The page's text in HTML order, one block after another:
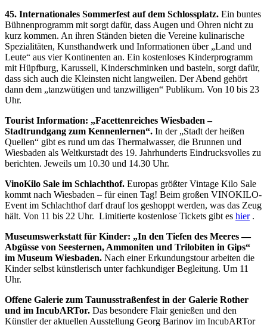
45. Internationales Sommerfest auf dem Schlossplatz. Ein buntes
Bühnenprogramm mit sorgt dafür, dass Augen und Ohren nicht zu
kurz kommen. An ihren Ständen bieten die Vereine kulinarische
Spezialitäten, Kunsthandwerk und Informationen über „Land und
Leute“ aus vier Kontinenten an. Ein kostenloses Kinderprogramm
mit Hüpfburg, Karussell, Kinderschminken und basteln, sorgt dafür,
dass sich auch die Kleinsten nicht langweilen. Der Abend gehört
dann dem „tanzwütigen und tanzwilligen“ Publikum. Von 10 bis 23
Uhr.
Tourist Information: „Facettenreiches Wiesbaden –
Stadtrundgang zum Kennenlernen“. In der „Stadt der heißen
Quellen“ gibt es rund um das Thermalwasser, die Brunnen und
Wiesbaden als Weltkurstadt des 19. Jahrhunderts Eindrucksvolles zu
berichten. Jeweils um 10.30 und 14.30 Uhr.
VinoKilo Sale im Schlachthof. Europas größter Vintage Kilo Sale
kommt nach Wiesbaden – für einen Tag! Beim großen VINOKILO-
Event im Schlachthof darf drauf los geshoppt werden, was das Zeug
hält. Von 11 bis 22 Uhr. Limitierte kostenlose Tickets gibt es hier.
Museumswerkstatt für Kinder: „In den Tiefen des Meeres —
Abgüsse von Seesternen, Ammoniten und Trilobiten in Gips“
im Museum Wiesbaden. Nach einer Erkundungstour arbeiten die
Kinder selbst künstlerisch unter fachkundiger Begleitung. Um 11
Uhr.
Offene Galerie zum Taunusstraßenfest in der Galerie Rother
und im IncubARTor. Das besondere Flair genießen und den
Künstler der aktuellen Ausstellung Georg Barinov im IncubARTor